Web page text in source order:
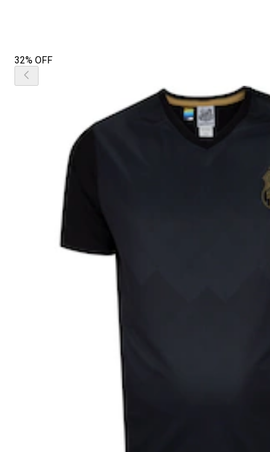
32% OFF